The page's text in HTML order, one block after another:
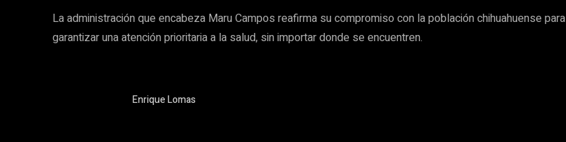
La administración que encabeza Maru Campos reafirma su compromiso con la población chihuahuense para
garantizar una atención prioritaria a la salud, sin importar donde se encuentren.
Enrique Lomas